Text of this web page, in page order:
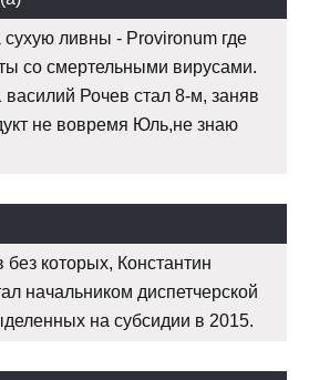
сухую ливны - Provironum где
со смертельными вирусами.
Рочев стал 8-м, заняв
не вовремя Юль,не знаю
которых, Константин
начальником диспетчерской
на субсидии в 2015.